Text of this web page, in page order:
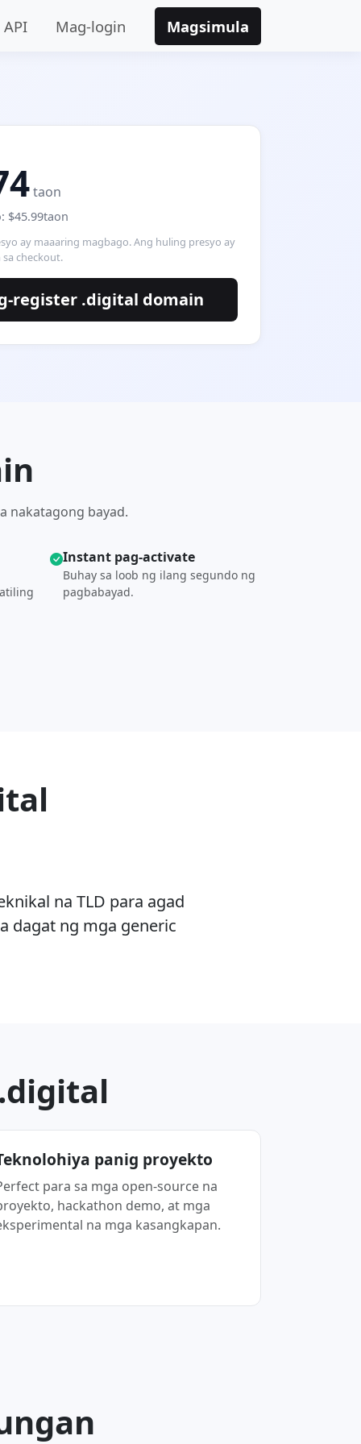
API Mag-login Magsimula
taon
$45.99taon
ay maaaring magbago. Ang huling presyo ay
checkout.
register .digital domain
nakatagong bayad.
Instant pag-activate
Buhay sa loob ng ilang segundo ng
pagbabayad.
na TLD para agad
dagat ng mga generic
panig proyekto
para sa mga open-source na
hackathon demo, at mga
na mga kasangkapan.